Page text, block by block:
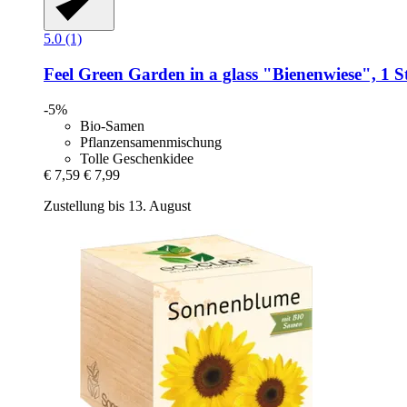
5.0 (1)
Feel Green Garden in a glass "Bienenwiese", 1
-5%
Bio-Samen
Pflanzensamenmischung
Tolle Geschenkidee
€ 7,59 € 7,99
Zustellung bis 13. August